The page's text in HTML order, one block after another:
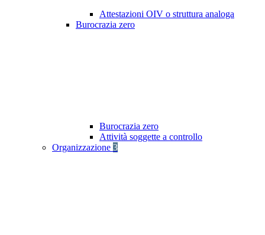
Attestazioni OIV o struttura analoga
Burocrazia zero
Burocrazia zero
Attività soggette a controllo
Organizzazione 3